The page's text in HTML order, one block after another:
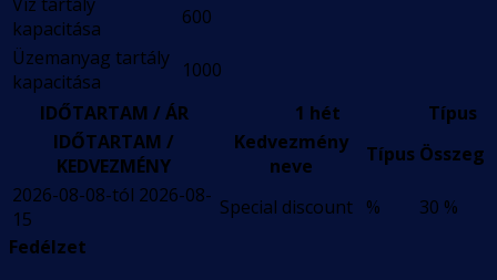
Víz tartály
kapacitása
600
Üzemanyag tartály
kapacitása
1000
IDŐTARTAM / ÁR
1 hét
Típus
IDŐTARTAM /
KEDVEZMÉNY
Kedvezmény
neve
Típus Összeg
2026-08-08-tól 2026-08-
15
Special discount %
30 %
Fedélzet